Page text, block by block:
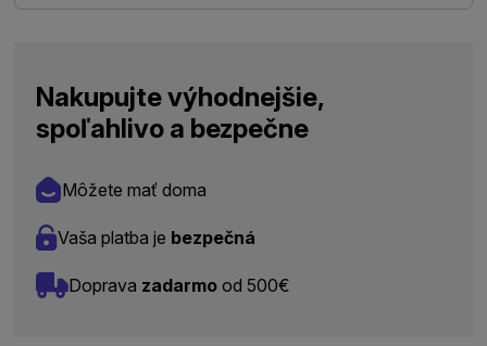
Nakupujte výhodnejšie,
spoľahlivo a bezpečne
Môžete mať doma
Vaša platba je bezpečná
Doprava zadarmo od 500€